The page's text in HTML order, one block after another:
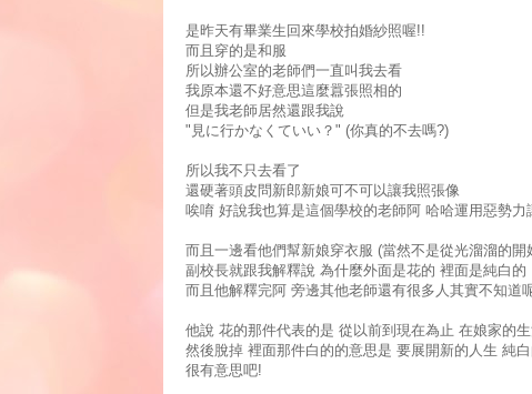
是昨天有畢業生回來學校拍婚紗照喔!!
而且穿的是和服
所以辦公室的老師們一直叫我去看
我原本還不好意思這麼囂張照相的
但是我老師居然還跟我說
"見に行かなくていい？" (你真的不去嗎?)
所以我不只去看了
還硬著頭皮問新郎新娘可不可以讓我照張像
唉唷 好說我也算是這個學校的老師阿 哈哈運用惡勢力
而且一邊看他們幫新娘穿衣服 (當然不是從光溜溜的
副校長就跟我解釋說 為什麼外面是花的 裡面是純白的
而且他解釋完阿 旁邊其他老師還有很多人其實不知道
他說 花的那件代表的是 從以前到現在為止 在娘家的
然後脫掉 裡面那件白的的意思是 要展開新的人生 純
很有意思吧!